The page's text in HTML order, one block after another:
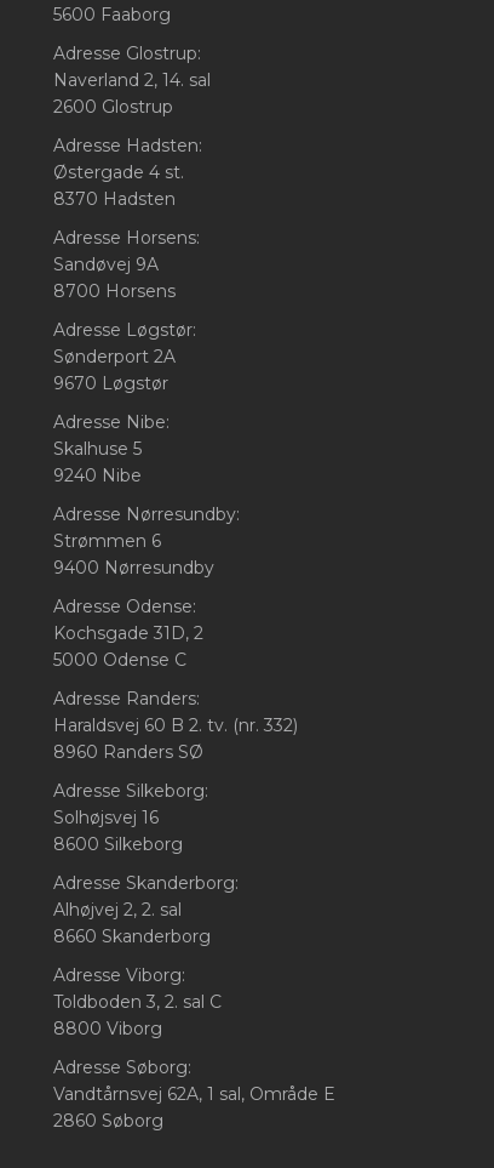
5600 Faaborg
Adresse Glostrup:
Naverland 2, 14. sal
2600 Glostrup
Adresse Hadsten:
Østergade 4 st.
8370 Hadsten
Adresse Horsens:
Sandøvej 9A
8700 Horsens
Adresse Løgstør:
Sønderport 2A
9670 Løgstør
Adresse Nibe:
Skalhuse 5
9240 Nibe
Adresse Nørresundby:
Strømmen 6
9400 Nørresundby
Adresse Odense:
Kochsgade 31D, 2
5000 Odense C
Adresse Randers:
Haraldsvej 60 B 2. tv. (nr. 332)
8960 Randers SØ
Adresse Silkeborg:
Solhøjsvej 16
8600 Silkeborg
Adresse Skanderborg:
Alhøjvej 2, 2. sal
8660 Skanderborg
Adresse Viborg:
Toldboden 3, 2. sal C
8800 Viborg
Adresse Søborg:
Vandtårnsvej 62A, 1 sal, Område E
2860 Søborg